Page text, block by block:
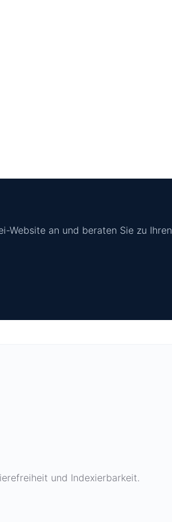
Website an und beraten Sie zu Ihren
und Indexierbarkeit.